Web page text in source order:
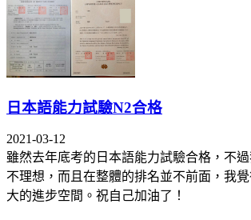
日本語能力試驗N2合格
2021-03-12
雖然去年底考的日本語能力試驗合格，不
不理想，而且在整體的排名並不前面，我
大的進步空間。祝自己加油了！